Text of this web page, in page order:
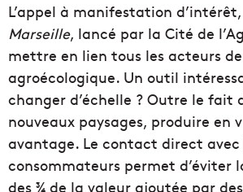
L’appel à manifestation d’intérêt,
Marseille, lancé par la Cité de
mettre en lien tous les acteurs
agroécologique. Un outil
changer d’échelle ? Outre le fait
nouveaux paysages, produire en
avantage. Le contact direct avec
consommateurs permet d’éviter
des ¾ de la valeur ajoutée par